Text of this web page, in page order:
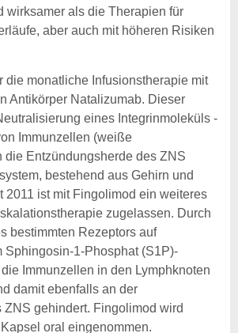
wirksamer als die Therapien für
aber auch mit höheren Risiken
die monatliche Infusionstherapie mit
Antikörper Natalizumab. Dieser
eines Integrinmoleküls -
Immunzellen (weiße
die Entzündungsherde des ZNS
bestehend aus Gehirn und
2011 ist mit Fingolimod ein weiteres
zugelassen. Durch
bestimmten Rezeptors auf
Sphingosin-1-Phosphat (S1P)-
Immunzellen in den Lymphknoten
damit ebenfalls an der
ZNS gehindert. Fingolimod wird
oral eingenommen.